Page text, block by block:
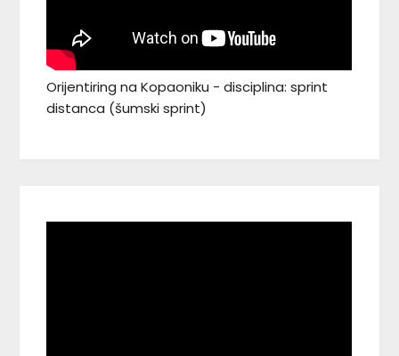
Orijentiring na Kopaoniku - disciplina: sprint
distanca (šumski sprint)